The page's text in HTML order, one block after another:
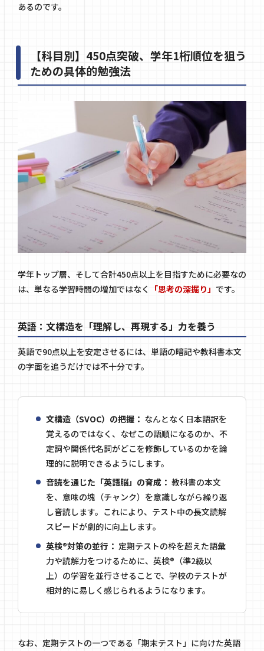
あるのです。
【科目別】450点突破、学年1桁順位を狙う
ための具体的勉強法
学年トップ層、そして合計450点以上を目指すために必要なの
は、単なる学習時間の増加ではなく
「思考の深掘り」 です。
英語：文構造を「理解し、再現する」力を養う
英語で90点以上を安定させるには、単語の暗記や教科書本文
の字面を追うだけでは不十分です。
文構造（SVOC）の把握： なんとなく日本語訳を
覚えるのではなく、なぜこの語順になるのか、不
定詞や関係代名詞がどこを修飾しているのかを論
理的に説明できるようにします。
音読を通じた「英語脳」の育成： 教科書の本文
を、意味の塊（チャンク）を意識しながら繰り返
し音読します。これにより、テスト中の長文読解
スピードが劇的に向上します。
英検®対策の並行： 定期テストの枠を超えた語彙
力や読解力をつけるために、英検®（準2級以
上）の学習を並行させることで、学校のテストが
相対的に易しく感じられるようになります。
なお、定期テストの一つである「期末テスト」に向けた英語